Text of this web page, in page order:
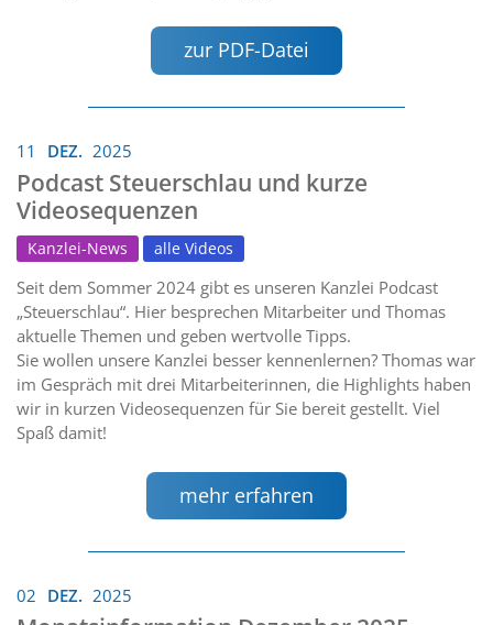
zur PDF-Datei
11 DEZ. 2025
Podcast Steuerschlau und kurze
Videosequenzen
Kanzlei-News alle Videos
Seit dem Sommer 2024 gibt es unseren Kanzlei Podcast
„Steuerschlau“. Hier besprechen Mitarbeiter und Thomas
aktuelle Themen und geben wertvolle Tipps.
Sie wollen unsere Kanzlei besser kennenlernen? Thomas war
im Gespräch mit drei Mitarbeiterinnen, die Highlights haben
wir in kurzen Videosequenzen für Sie bereit gestellt. Viel
Spaß damit!
mehr erfahren
02 DEZ. 2025